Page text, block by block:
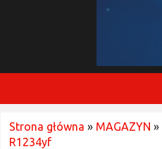
Strona główna » MAGAZYN »
R1234yf